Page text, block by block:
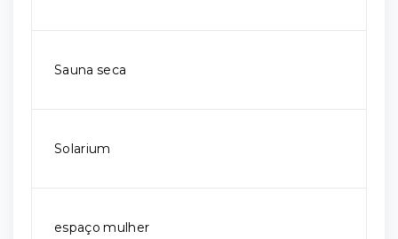
Sauna seca
Solarium
espaço mulher